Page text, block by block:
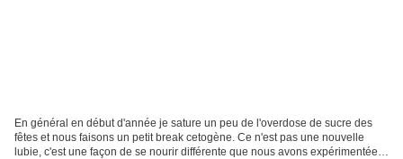
En général en début d'année je sature un peu de l'overdose de sucre des
fêtes et nous faisons un petit break cetogène. Ce n'est pas une nouvelle
lubie, c'est une façon de se nourir différente que nous avons expérimentée